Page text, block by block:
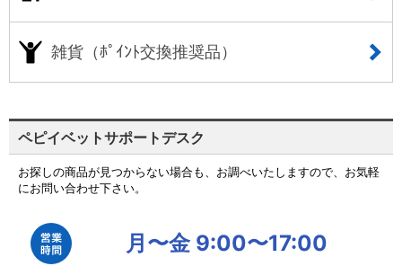
雑貨（ﾎﾟｲﾝﾄ交換推奨品）
ペピイベットサポートデスク
お探しの商品が見つからない場合も、お調べいたしますので、お気軽
にお問い合わせ下さい。
月〜金 9:00〜17:00